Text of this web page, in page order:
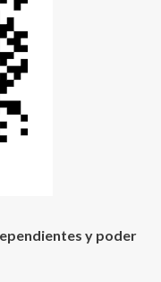
y poder